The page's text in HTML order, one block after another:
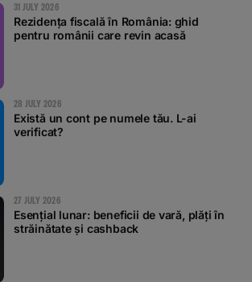
31 JULY 2026
Rezidența fiscală în România: ghid
pentru românii care revin acasă
28 JULY 2026
Există un cont pe numele tău. L-ai
verificat?
27 JULY 2026
Esențial lunar: beneficii de vară, plăți în
străinătate și cashback